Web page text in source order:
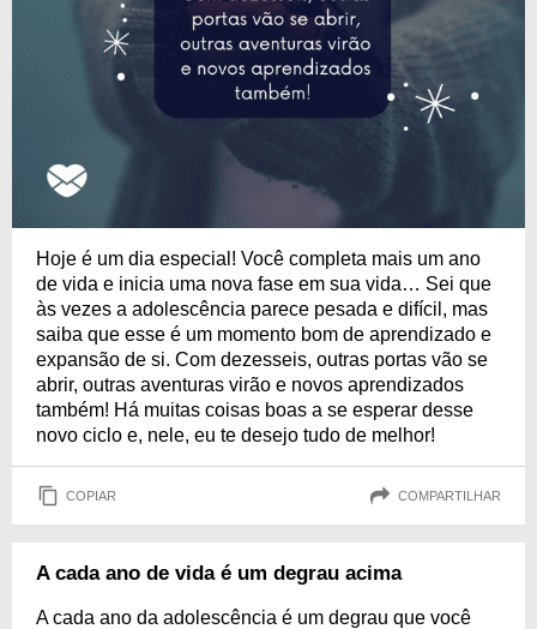
Hoje é um dia especial! Você completa mais um ano
de vida e inicia uma nova fase em sua vida… Sei que
às vezes a adolescência parece pesada e difícil, mas
saiba que esse é um momento bom de aprendizado e
expansão de si. Com dezesseis, outras portas vão se
abrir, outras aventuras virão e novos aprendizados
também! Há muitas coisas boas a se esperar desse
novo ciclo e, nele, eu te desejo tudo de melhor!
COPIAR COMPARTILHAR
A cada ano de vida é um degrau acima
A cada ano da adolescência é um degrau que você